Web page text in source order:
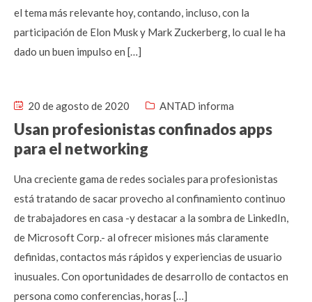
el tema más relevante hoy, contando, incluso, con la
participación de Elon Musk y Mark Zuckerberg, lo cual le ha
dado un buen impulso en […]
20 de agosto de 2020 ANTAD informa
Usan profesionistas confinados apps
para el networking
Una creciente gama de redes sociales para profesionistas
está tratando de sacar provecho al confinamiento continuo
de trabajadores en casa -y destacar a la sombra de LinkedIn,
de Microsoft Corp.- al ofrecer misiones más claramente
definidas, contactos más rápidos y experiencias de usuario
inusuales. Con oportunidades de desarrollo de contactos en
persona como conferencias, horas […]